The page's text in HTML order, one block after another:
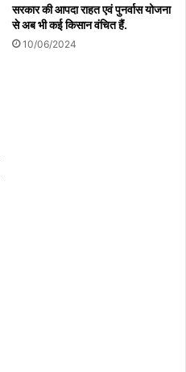
सरकार की आपदा राहत एवं पुनर्वास योजना
से अब भी कई किसान वंचित हैं.
10/06/2024